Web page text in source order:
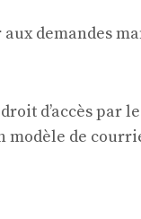
aux demandes
d’accès par
de